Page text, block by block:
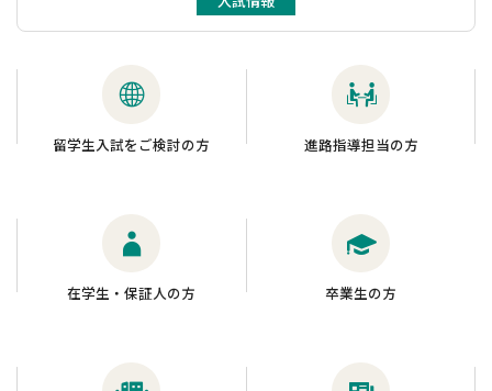
留学生入試をご検討の方 進路指導担当の方
在学生・保証人の方 卒業生の方